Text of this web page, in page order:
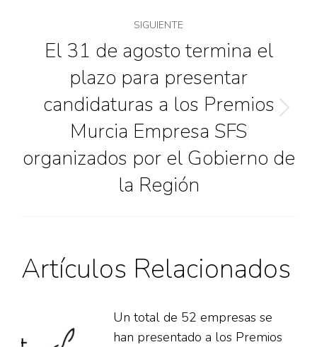
SIGUIENTE
El 31 de agosto termina el
plazo para presentar
candidaturas a los Premios
Murcia Empresa SFS
organizados por el Gobierno de
la Región
Artículos Relacionados
Un total de 52 empresas se
han presentado a los Premios